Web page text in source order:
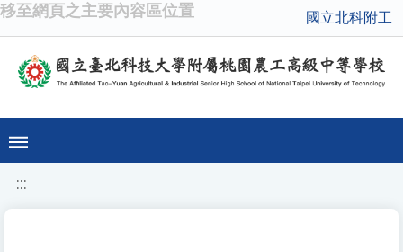
移至網頁之主要內容區位置 國立北科附工
:::